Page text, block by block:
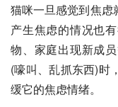
猫咪一旦感觉到焦虑
产生焦虑的情况也
物、家庭出现新成
(嚎叫、乱抓东西)时
缓它的焦虑情绪。